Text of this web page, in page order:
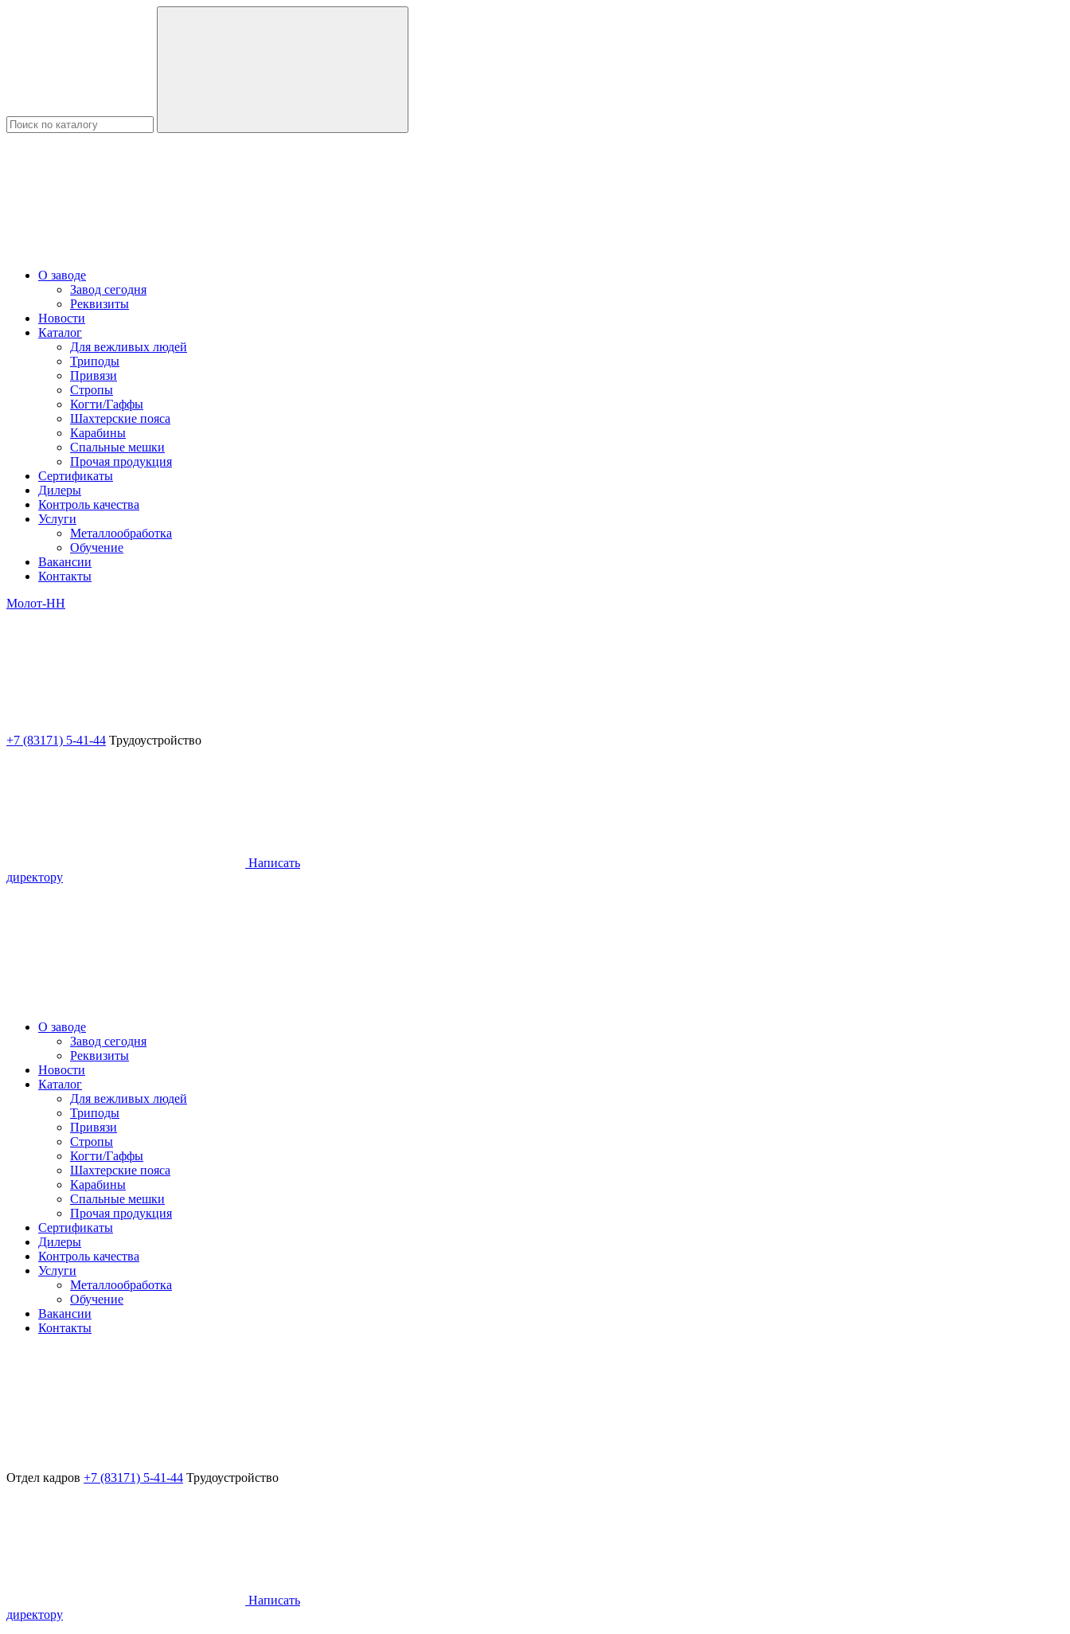
О заводе
Завод сегодня
Реквизиты
Новости
Каталог
Для вежливых людей
Триподы
Привязи
Стропы
Когти/Гаффы
Шахтерские пояса
Карабины
Спальные мешки
Прочая продукция
Сертификаты
Дилеры
Контроль качества
Услуги
Металлообработка
Обучение
Вакансии
Контакты
Молот-НН
+7 (83171) 5-41-44 Трудоустройство
Написать
директору
О заводе
Завод сегодня
Реквизиты
Новости
Каталог
Для вежливых людей
Триподы
Привязи
Стропы
Когти/Гаффы
Шахтерские пояса
Карабины
Спальные мешки
Прочая продукция
Сертификаты
Дилеры
Контроль качества
Услуги
Металлообработка
Обучение
Вакансии
Контакты
Отдел кадров +7 (83171) 5-41-44 Трудоустройство
Написать
директору